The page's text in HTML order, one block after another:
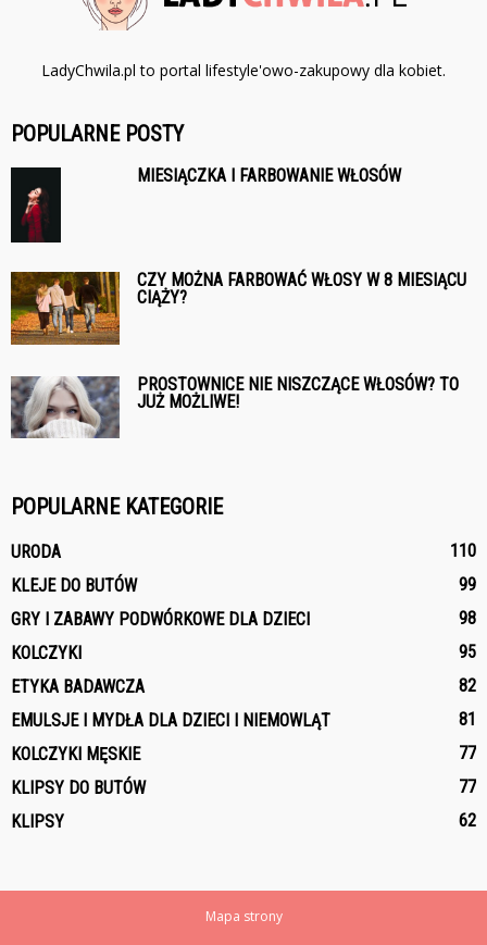
LadyChwila.pl to portal lifestyle'owo-zakupowy dla kobiet.
POPULARNE POSTY
MIESIĄCZKA I FARBOWANIE WŁOSÓW
CZY MOŻNA FARBOWAĆ WŁOSY W 8 MIESIĄCU
CIĄŻY?
PROSTOWNICE NIE NISZCZĄCE WŁOSÓW? TO
JUŻ MOŻLIWE!
POPULARNE KATEGORIE
URODA
110
KLEJE DO BUTÓW
99
GRY I ZABAWY PODWÓRKOWE DLA DZIECI
98
KOLCZYKI
95
ETYKA BADAWCZA
82
EMULSJE I MYDŁA DLA DZIECI I NIEMOWLĄT
81
KOLCZYKI MĘSKIE
77
KLIPSY DO BUTÓW
77
KLIPSY
62
Mapa strony